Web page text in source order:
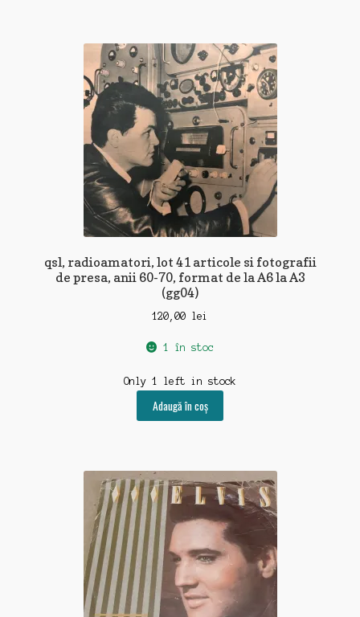
qsl, radioamatori, lot 41 articole si fotografii
de presa, anii 60-70, format de la A6 la A3
(gg04)
120,00 lei
1 în stoc
Only 1 left in stock
Adaugă în coș